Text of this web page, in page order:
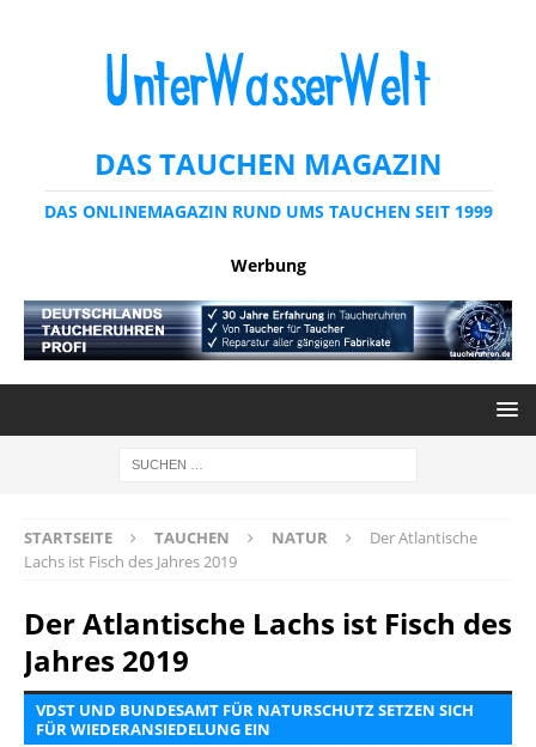
DAS TAUCHEN MAGAZIN
DAS ONLINEMAGAZIN RUND UMS TAUCHEN SEIT 1999
Werbung
STARTSEITE TAUCHEN NATUR
Der Atlantische
Lachs ist Fisch des Jahres 2019
Der Atlantische Lachs ist Fisch des
Jahres 2019
VDST UND BUNDESAMT FÜR NATURSCHUTZ SETZEN SICH
FÜR WIEDERANSIEDELUNG EIN